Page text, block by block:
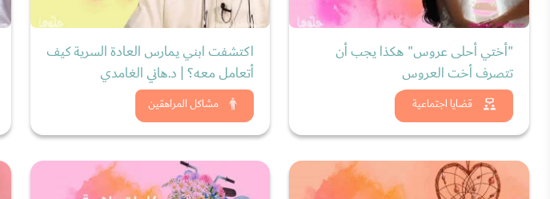
قضايا اجتماعية
"أختي أحلى عروس" هكذا يجب أن
تتصرف أخت العروس
شاهد الان
مشاكل المراهقين
اكتشفت ابني يمارس العادة السرية كيف
أتعامل معه؟ | د.هاني الغامدي
شاهد الان